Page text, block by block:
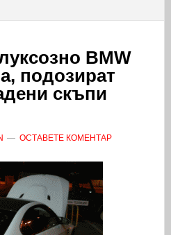
BMW
подозират
скъпи
ОСТАВЕТЕ КОМЕНТАР